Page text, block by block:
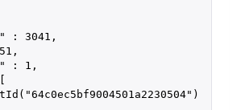
: 3041,
: 1,